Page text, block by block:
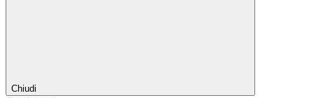
Chiudi